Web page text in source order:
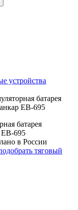
устройства
батарея
ЕВ-695
батарея
ЕВ-695
тяговый